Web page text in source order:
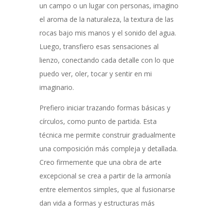
un campo o un lugar con personas, imagino
el aroma de la naturaleza, la textura de las
rocas bajo mis manos y el sonido del agua.
Luego, transfiero esas sensaciones al
lienzo, conectando cada detalle con lo que
puedo ver, oler, tocar y sentir en mi
imaginario.
Prefiero iniciar trazando formas básicas y
círculos, como punto de partida. Esta
técnica me permite construir gradualmente
una composición más compleja y detallada.
Creo firmemente que una obra de arte
excepcional se crea a partir de la armonía
entre elementos simples, que al fusionarse
dan vida a formas y estructuras más